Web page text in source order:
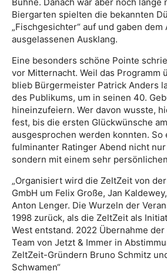
Biergarten spielten die bekannten
„Fischgesichter“ auf und gaben dem
ausgelassenen Ausklang.
Eine besonders schöne Pointe
vor Mitternacht. Weil das Programm
blieb Bürgermeister Patrick Anders
des Publikums, um in seinen 40.
hineinzufeiern. Wer davon wusste,
fest, bis die ersten Glückwünsche
ausgesprochen werden konnten. So
fulminanter Ratinger Abend nicht
sondern mit einem sehr
„Organisiert wird die ZeltZeit von
GmbH um Felix Große, Jan
Anton Lenger. Die Wurzeln der
1998 zurück, als die ZeltZeit als
West entstand. 2022 Übernahme
Team von Jetzt & Immer in
ZeltZeit-Gründern Bruno Schmitz
Schwamen“